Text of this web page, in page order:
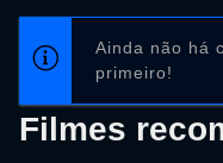
Ainda não há
primeiro!
Filmes